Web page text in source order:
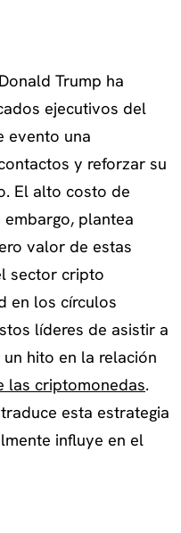
Trump ha
ejecutivos del
evento una
y reforzar su
El alto costo de
plantea
valor de estas
sector cripto
en los círculos
líderes de asistir a
hito en la relación
las criptomonedas.
esta estrategia
influye en el